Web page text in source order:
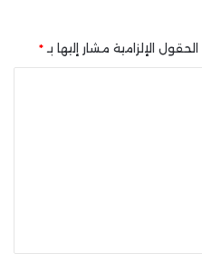
الحقول الإلزامية مشار إليها بـ*